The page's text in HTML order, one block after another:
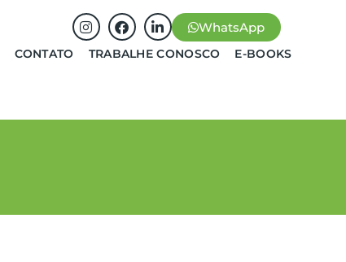
WhatsApp
CONTATO TRABALHE CONOSCO E-BOOKS